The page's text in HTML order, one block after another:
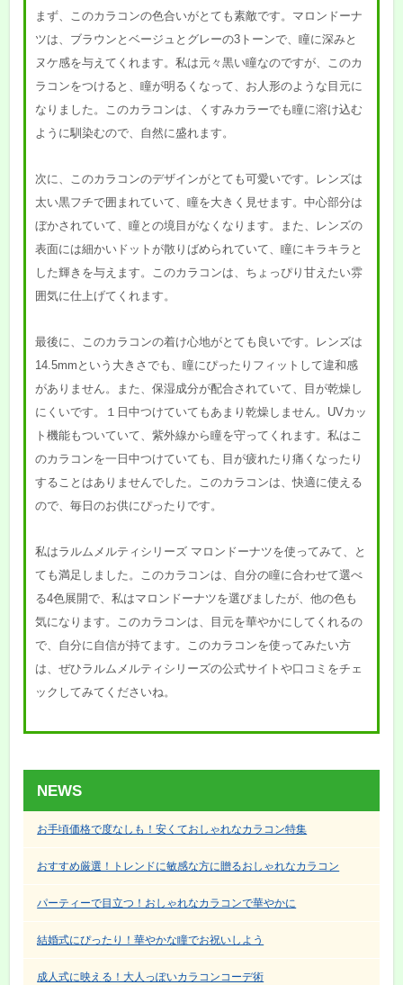
まず、このカラコンの色合いがとても素敵です。マロンドーナ
ツは、ブラウンとベージュとグレーの3トーンで、瞳に深みと
ヌケ感を与えてくれます。私は元々黒い瞳なのですが、このカ
ラコンをつけると、瞳が明るくなって、お人形のような目元に
なりました。このカラコンは、くすみカラーでも瞳に溶け込む
ように馴染むので、自然に盛れます。
次に、このカラコンのデザインがとても可愛いです。レンズは
太い黒フチで囲まれていて、瞳を大きく見せます。中心部分は
ぼかされていて、瞳との境目がなくなります。また、レンズの
表面には細かいドットが散りばめられていて、瞳にキラキラと
した輝きを与えます。このカラコンは、ちょっぴり甘えたい雰
囲気に仕上げてくれます。
最後に、このカラコンの着け心地がとても良いです。レンズは
14.5mmという大きさでも、瞳にぴったりフィットして違和感
がありません。また、保湿成分が配合されていて、目が乾燥し
にくいです。１日中つけていてもあまり乾燥しません。UVカッ
ト機能もついていて、紫外線から瞳を守ってくれます。私はこ
のカラコンを一日中つけていても、目が疲れたり痛くなったり
することはありませんでした。このカラコンは、快適に使える
ので、毎日のお供にぴったりです。
私はラルムメルティシリーズ マロンドーナツを使ってみて、と
ても満足しました。このカラコンは、自分の瞳に合わせて選べ
る4色展開で、私はマロンドーナツを選びましたが、他の色も
気になります。このカラコンは、目元を華やかにしてくれるの
で、自分に自信が持てます。このカラコンを使ってみたい方
は、ぜひラルムメルティシリーズの公式サイトや口コミをチェ
ックしてみてくださいね。
NEWS
お手頃価格で度なしも！安くておしゃれなカラコン特集
おすすめ厳選！トレンドに敏感な方に贈るおしゃれなカラコン
パーティーで目立つ！おしゃれなカラコンで華やかに
結婚式にぴったり！華やかな瞳でお祝いしよう
成人式に映える！大人っぽいカラコンコーデ術